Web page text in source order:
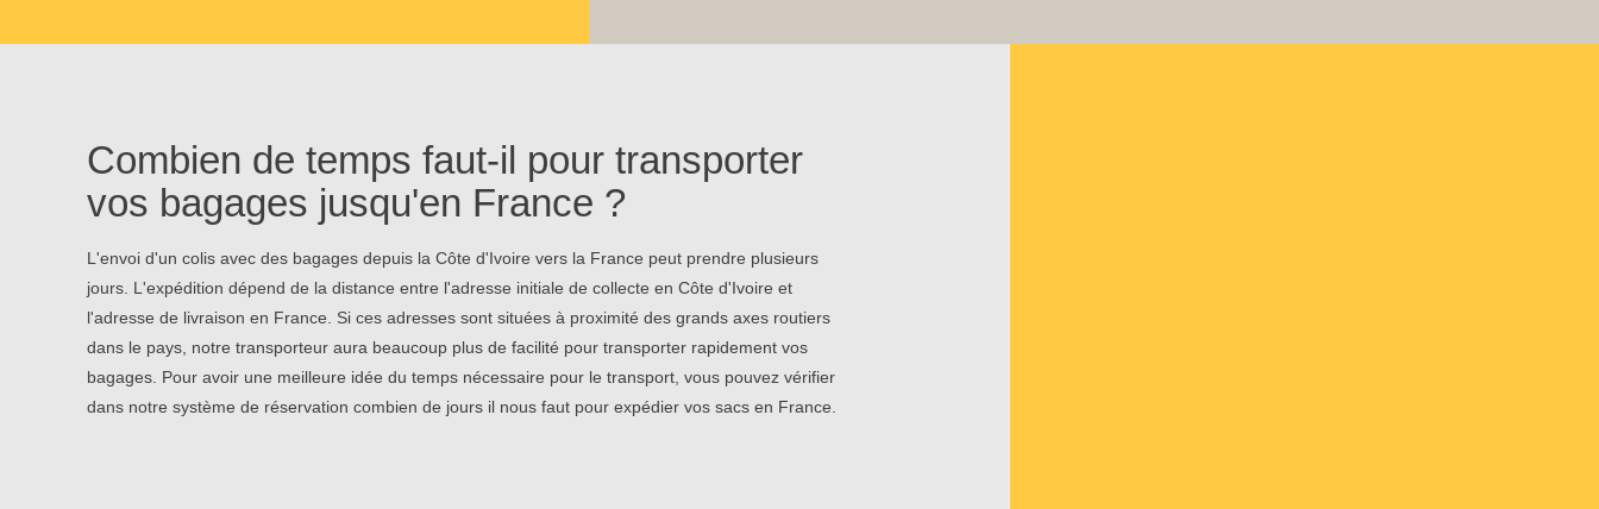
Combien de temps faut-il pour transporter
vos bagages jusqu'en France ?
L'envoi d'un colis avec des bagages depuis la Côte d'Ivoire vers la France peut prendre plusieurs
jours. L'expédition dépend de la distance entre l'adresse initiale de collecte en Côte d'Ivoire et
l'adresse de livraison en France. Si ces adresses sont situées à proximité des grands axes routiers
dans le pays, notre transporteur aura beaucoup plus de facilité pour transporter rapidement vos
bagages. Pour avoir une meilleure idée du temps nécessaire pour le transport, vous pouvez vérifier
dans notre système de réservation combien de jours il nous faut pour expédier vos sacs en France.